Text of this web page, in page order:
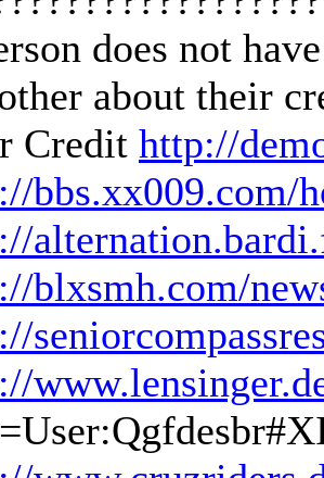
does not
about their
Credit http://
bbs.xx009.com/
blxsmh.com/